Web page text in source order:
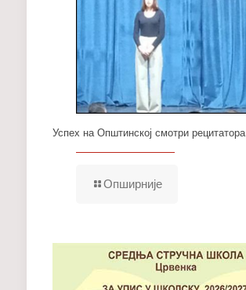
Успех на Општинској смотри рецитатора
Опширније